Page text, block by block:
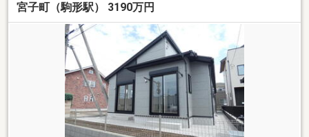
宮子町（駒形駅） 3190万円